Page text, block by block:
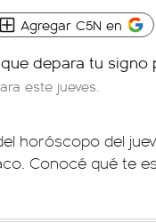
Agregar C5N en
este jueves.
horóscopo del
Conocé qué te